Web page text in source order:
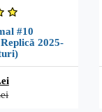
#10
2025-